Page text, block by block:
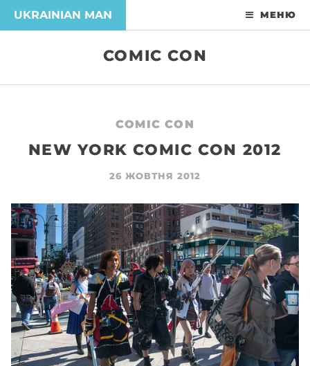
UKRAINIAN MAN МЕНЮ
COMIC CON
COMIC CON
NEW YORK COMIC CON 2012
26 ЖОВТНЯ 2012